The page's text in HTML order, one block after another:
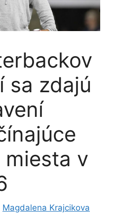
sa zdajú
v
Magdalena Krajcikova